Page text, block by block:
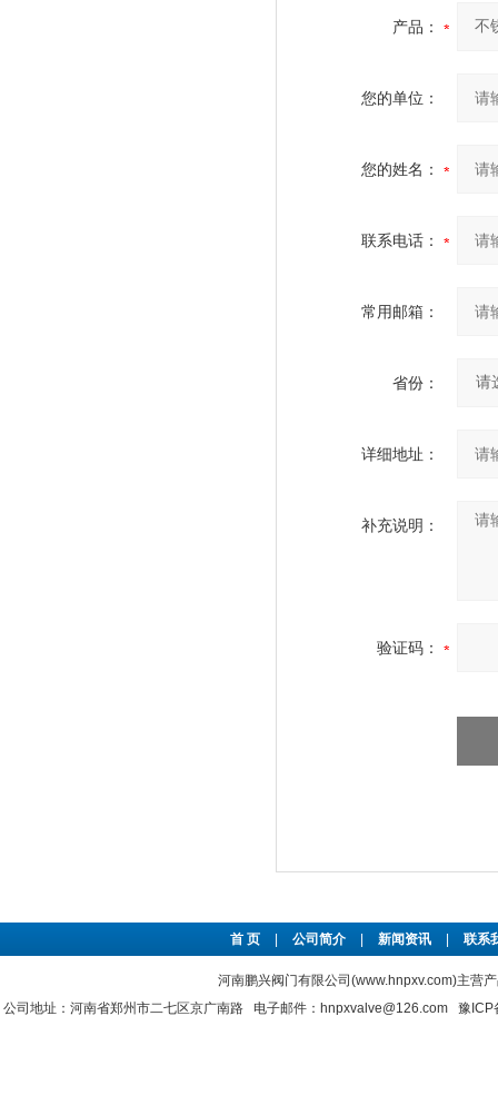
产品：
您的单位：
您的姓名：
联系电话：
常用邮箱：
省份：
详细地址：
补充说明：
验证码：
首 页 公司简介 新闻资讯 联系
河南鹏兴阀门有限公司(www.hnpxv.com)主营
公司地址：河南省郑州市二七区京广南路 电子邮件：hnpxvalve@126.com 豫ICP